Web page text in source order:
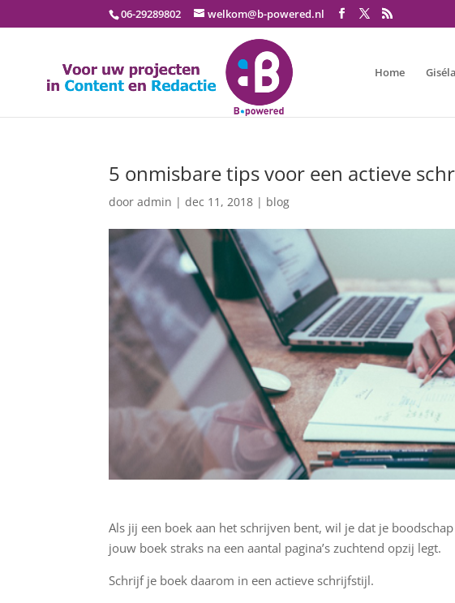
06-29289802 welkom@b-powered.nl
Home
5 onmisbare tips voor een actieve
dooradmin |dec 11, 2018 | blog
Als jij een boek aan het schrijven bent, wil je dat je
jouw boek straks na een aantal pagina’s zuchtend opzij legt.
Schrijf je boek daarom in een actieve schrijfstijl.